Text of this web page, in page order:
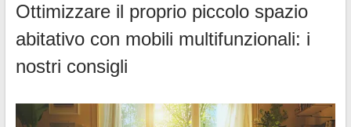
Ottimizzare il proprio piccolo spazio
abitativo con mobili multifunzionali: i
nostri consigli